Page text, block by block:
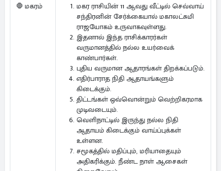
🛑 மகரம்
மகர ராசியின் 11 ஆவது வீட்டில் செவ்வாய்
சந்திரனின் சேர்க்கையால் மகாலட்சுமி
ராஜயோகம் உருவாகவுள்ளது.
இதனால் இந்த ராசிக்காரர்கள்
வருமானத்தில் நல்ல உயர்வைக்
காண்பார்கள்.
புதிய வருமான ஆதாரங்கள் திறக்கப்படும்.
எதிர்பாராத நிதி ஆதாயங்களும்
கிடைக்கும்.
திட்டங்கள் ஒவ்வொன்றும் வெற்றிகரமாக
முடிவடையும்.
வெளிநாட்டில் இருந்து நல்ல நிதி
ஆதாயம் கிடைக்கும் வாய்ப்புக்கள்
உள்ளன.
சமூகத்தில் மதிப்பும், மரியாதையும்
அதிகரிக்கும். நீண்ட நாள் ஆசைகள்